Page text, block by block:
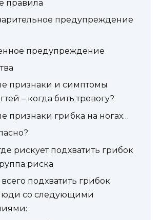
правила
предупреждение
предупреждение
признаки и симптомы
– когда бить тревогу?
признаки грибка на ногах…
рискует подхватить грибок
риска
подхватить грибок
со следующими